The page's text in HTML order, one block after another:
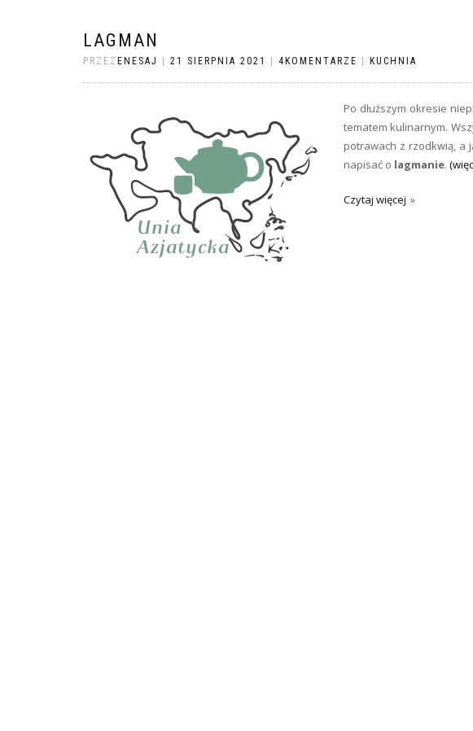
LAGMAN
PRZEZ ENESAJ 21 SIERPNIA 2021 4KOMENTARZE KUCHNIA
Po dłuższym okresie
tematem kulinarnym.
potrawach z rzodkwią, a
napisać o lagmanie.
Czytaj więcej